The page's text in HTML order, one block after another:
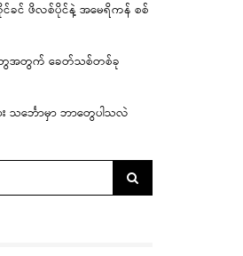
င်ခင် ဖိလစ်ပိုင်နဲ့ အမေရိကန် စစ်
ေအတွက် ခေတ်သစ်တစ်ခု
သင်္ဘောမှာ ဘာတွေပါသလဲ